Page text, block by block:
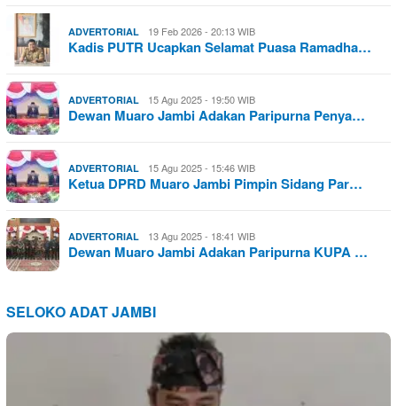
ADVERTORIAL 19 Feb 2026 - 20:13 WIB
Kadis PUTR Ucapkan Selamat Puasa Ramadha…
ADVERTORIAL 15 Agu 2025 - 19:50 WIB
Dewan Muaro Jambi Adakan Paripurna Penya…
ADVERTORIAL 15 Agu 2025 - 15:46 WIB
Ketua DPRD Muaro Jambi Pimpin Sidang Par…
ADVERTORIAL 13 Agu 2025 - 18:41 WIB
Dewan Muaro Jambi Adakan Paripurna KUPA …
SELOKO ADAT JAMBI